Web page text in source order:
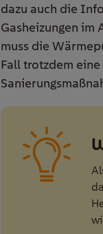
dazu auch die
Gasheizungen im
muss die
Fall trotzdem